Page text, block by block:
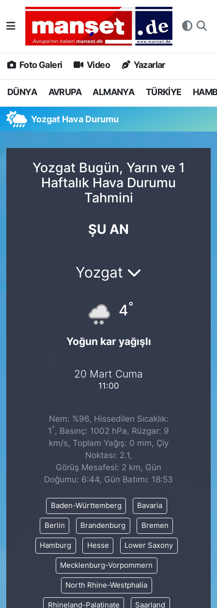
Foto Galeri Video Yazarlar
DÜNYA AVRUPA ALMANYA TÜRKİYE
Yozgat Hava Durumu
Yozgat Bugün, Yarın ve 1
Haftalık Hava Durumu
Tahmini
ŞU AN
Yozgat
4°
Yoğun kar yağışlı
20 Mart Cuma
11:00
Nem: %96, Hissedilen Sıcaklık:
1 ° , Basınç: 1002 hPa, Rüzgar: 9
km/s, Toplam Yağış: 0 mm, Çiy
Noktası: 2.1,
Görüş Mesafesi: 2 km, Gün
Doğumu: 6:44, Gün Batımı: 18:53
Baden-Württemberg Bavaria
Berlin Brandenburg Bremen
Hamburg Hesse Lower Saxony
Mecklenburg-Vorpommern
North Rhine-Westphalia
Rhineland-Palatinate Saarland
DÜNYA
AVRUPA
ALMANYA
SPOR
DEUTSCH
Nöbetçi Eczaneler
Hava Durumu
Namaz Vakitleri
Tüm Manşetler
Son Dakika Haberleri